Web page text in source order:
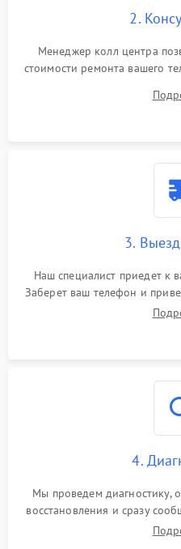
2.
Менеджер колл центра
стоимости ремонта вашего
3.
Наш специалист приедет к
Заберет ваш телефон и
4.
Мы проведем диагностику,
восстановления и сразу